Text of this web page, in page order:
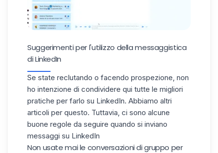
Suggerimenti per l'utilizzo della messaggistica
di LinkedIn
Se state reclutando o facendo prospezione, non
ho intenzione di condividere qui tutte le migliori
pratiche per farlo su LinkedIn. Abbiamo altri
articoli per questo. Tuttavia, ci sono alcune
buone regole da seguire quando si inviano
messaggi su LinkedIn
Non usate mai le conversazioni di gruppo per